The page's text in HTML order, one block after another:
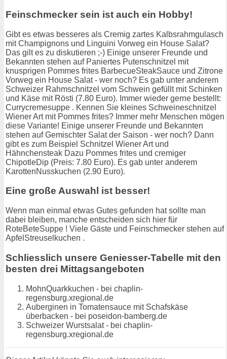
Feinschmecker sein ist auch ein Hobby!
Gibt es etwas besseres als Cremig zartes Kalbsrahmgulasch
mit Champignons und Linguini Vorweg ein House Salat?
Das gilt es zu diskutieren ;-) Einige unserer Freunde und
Bekannten stehen auf Paniertes Putenschnitzel mit
knusprigen Pommes frites BarbecueSteakSauce und Zitrone
Vorweg ein House Salat - wer noch? Es gab unter anderem
Schweizer Rahmschnitzel vom Schwein gefüllt mit Schinken
und Käse mit Rösti (7.80 Euro). Immer wieder gerne bestellt:
Currycremesuppe . Kennen Sie kleines Schweineschnitzel
Wiener Art mit Pommes frites? Immer mehr Menschen mögen
diese Variante! Einige unserer Freunde und Bekannten
stehen auf Gemischter Salat der Saison - wer noch? Dann
gibt es zum Beispiel Schnitzel Wiener Art und
Hähnchensteak Dazu Pommes frites und cremiger
ChipotleDip (Preis: 7.80 Euro). Es gab unter anderem
KarottenNusskuchen (2.90 Euro).
Eine große Auswahl ist besser!
Wenn man einmal etwas Gutes gefunden hat sollte man
dabei bleiben, manche entscheiden sich hier für
RoteBeteSuppe ! Viele Gäste und Feinschmecker stehen auf
ApfelStreuselkuchen .
Schliesslich unsere Geniesser-Tabelle mit den
besten drei Mittagsangeboten
MohnQuarkkuchen - bei chaplin-
regensburg.xregional.de
Auberginen in Tomatensauce mit Schafskäse
überbacken - bei poseidon-bamberg.de
Schweizer Wurstsalat - bei chaplin-
regensburg.xregional.de